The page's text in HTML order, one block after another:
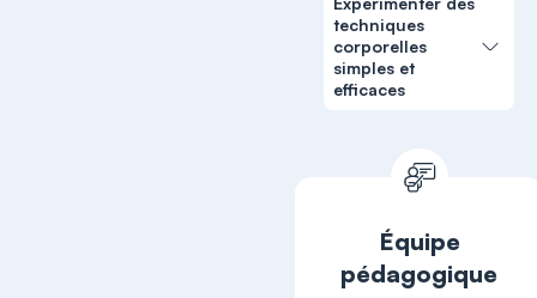
techniques
corporelles
simples et
efficaces
Équipe
pédagogique